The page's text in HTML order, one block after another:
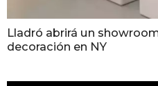
Lladró abrirá un
decoración en NY